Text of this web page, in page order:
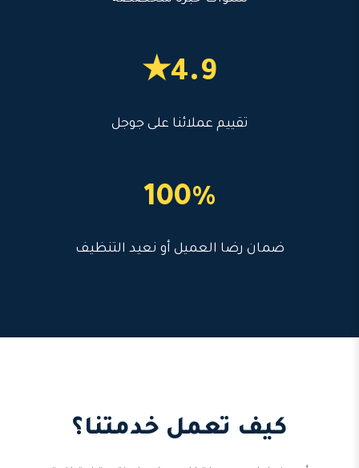
4.9★
تقييم عملائنا على جوجل
100%
ضمان رضا العميل أو نعيد التنظيف
كيف تعمل خدمتنا؟